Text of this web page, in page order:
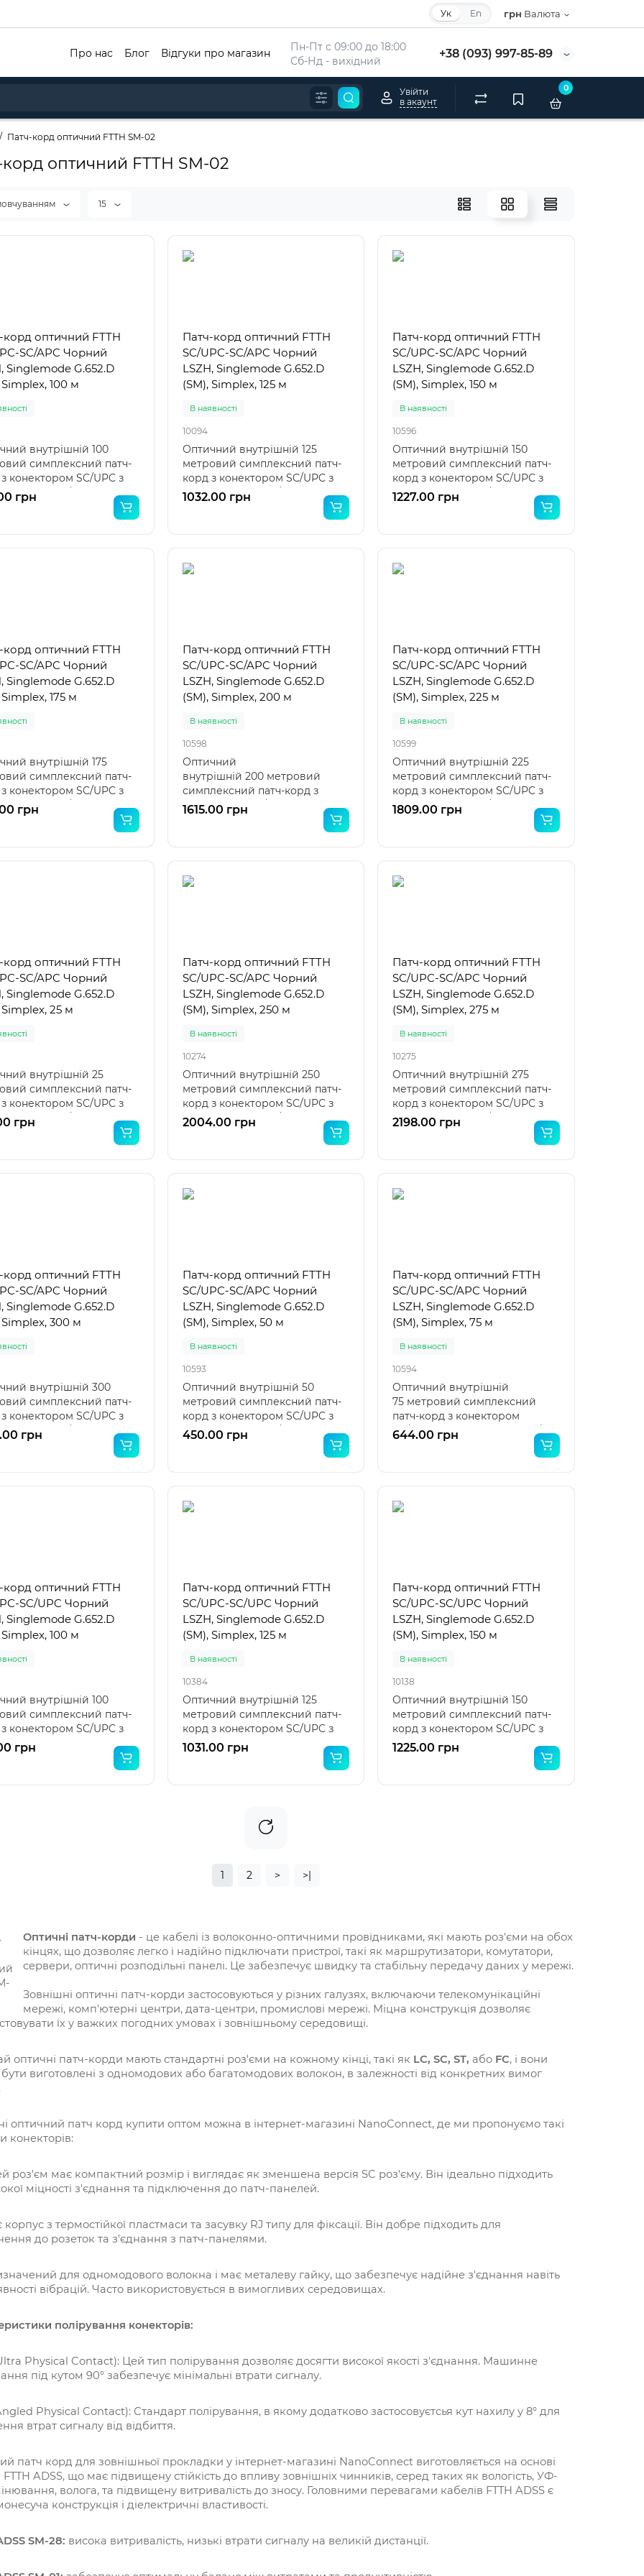
грн Валюта
Ук En
Пн-Пт с 09:00 до 18:00
Сб-Нд - вихідний
+38 (093) 997-85-89
Про нас Блог Відгуки про магазин
Увійти
в акаунт
0
Патч-корд оптичний FTTH SM-02
оптичний FTTH SM-02
15
корд оптичний FTTH
SC/APC Чорний
Singlemode G.652.D
Simplex, 100 м
внутрішній 100
симплексний патч-
конектором SC/UPC з
боку та SC/APC з..
грн
Патч-корд оптичний FTTH
SC/UPC-SC/APC Чорний
LSZH, Singlemode G.652.D
(SM), Simplex, 125 м
В наявності
10094
Оптичний внутрішній 125
метровий симплексний патч-
корд з конектором SC/UPC з
одного боку та SC/APC з..
1032.00 грн
Патч-корд оптичний FTTH
SC/UPC-SC/APC Чорний
LSZH, Singlemode G.652.D
(SM), Simplex, 150 м
В наявності
10596
Оптичний внутрішній 150
метровий симплексний патч-
корд з конектором SC/UPC з
одного боку та SC/APC з..
1227.00 грн
корд оптичний FTTH
SC/APC Чорний
Singlemode G.652.D
Simplex, 175 м
внутрішній 175
симплексний патч-
конектором SC/UPC з
боку та SC/..
грн
Патч-корд оптичний FTTH
SC/UPC-SC/APC Чорний
LSZH, Singlemode G.652.D
(SM), Simplex, 200 м
В наявності
10598
Оптичний
внутрішній 200 метровий
симплексний патч-корд з
конектором SC/UPC з одного
1615.00 грн
Патч-корд оптичний FTTH
SC/UPC-SC/APC Чорний
LSZH, Singlemode G.652.D
(SM), Simplex, 225 м
В наявності
10599
Оптичний внутрішній 225
метровий симплексний патч-
корд з конектором SC/UPC з
одного боку та SC/APC з..
1809.00 грн
корд оптичний FTTH
SC/APC Чорний
Singlemode G.652.D
Simplex, 25 м
внутрішній 25
симплексний патч-
конектором SC/UPC з
боку та SC/A..
грн
Патч-корд оптичний FTTH
SC/UPC-SC/APC Чорний
LSZH, Singlemode G.652.D
(SM), Simplex, 250 м
В наявності
10274
Оптичний внутрішній 250
метровий симплексний патч-
корд з конектором SC/UPC з
одного боку та SC/APC з..
2004.00 грн
Патч-корд оптичний FTTH
SC/UPC-SC/APC Чорний
LSZH, Singlemode G.652.D
(SM), Simplex, 275 м
В наявності
10275
Оптичний внутрішній 275
метровий симплексний патч-
корд з конектором SC/UPC з
одного боку та SC/APC з..
2198.00 грн
корд оптичний FTTH
SC/APC Чорний
Singlemode G.652.D
Simplex, 300 м
внутрішній 300
симплексний патч-
конектором SC/UPC з
боку та SC/APC з..
грн
Патч-корд оптичний FTTH
SC/UPC-SC/APC Чорний
LSZH, Singlemode G.652.D
(SM), Simplex, 50 м
В наявності
10593
Оптичний внутрішній 50
метровий симплексний патч-
корд з конектором SC/UPC з
одного боку та SC/APC з ..
450.00 грн
Патч-корд оптичний FTTH
SC/UPC-SC/APC Чорний
LSZH, Singlemode G.652.D
(SM), Simplex, 75 м
В наявності
10594
Оптичний внутрішній
75 метровий симплексний
патч-корд з конектором
SC/UPC з одного боку та SC/A..
644.00 грн
корд оптичний FTTH
SC/UPC Чорний
Singlemode G.652.D
Simplex, 100 м
внутрішній 100
симплексний патч-
конектором SC/UPC з
на G.652.D в..
грн
Патч-корд оптичний FTTH
SC/UPC-SC/UPC Чорний
LSZH, Singlemode G.652.D
(SM), Simplex, 125 м
В наявності
10384
Оптичний внутрішній 125
метровий симплексний патч-
корд з конектором SC/UPC з
обох боків на G.652.D в..
1031.00 грн
Патч-корд оптичний FTTH
SC/UPC-SC/UPC Чорний
LSZH, Singlemode G.652.D
(SM), Simplex, 150 м
В наявності
10138
Оптичний внутрішній 150
метровий симплексний патч-
корд з конектором SC/UPC з
обох боків на G.652.D в..
1225.00 грн
1 2 > >|
Оптичні патч-корди - це кабелі із волоконно-оптичними провідниками, які мають роз'єми на обох
кінцях, що дозволяє легко і надійно підключати пристрої, такі як маршрутизатори, комутатори,
сервери, оптичні розподільні панелі. Це забезпечує швидку та стабільну передачу даних у мережі.
Зовнішні оптичні патч-корди застосовуються у різних галузях, включаючи телекомунікаційні
мережі, комп'ютерні центри, дата-центри, промислові мережі. Міцна конструкція дозволяє
їх у важких погодних умовах і зовнішньому середовищі.
оптичні патч-корди мають стандартні роз'єми на кожному кінці, такі як LC, SC, ST, або FC, і вони
виготовлені з одномодових або багатомодових волокон, в залежності від конкретних вимог
оптичний патч корд купити оптом можна в інтернет-магазині NanoConnect, де ми пропонуємо такі
конекторів:
роз'єм має компактний розмір і виглядає як зменшена версія SC роз'єму. Він ідеально підходить
міцності з'єднання та підключення до патч-панелей.
корпус з термостійкої пластмаси та засувку RJ типу для фіксації. Він добре підходить для
до розеток та з'єднання з патч-панелями.
для одномодового волокна і має металеву гайку, що забезпечує надійне з'єднання навіть
вібрацій. Часто використовується в вимогливих середовищах.
полірування конекторів:
Physical Contact): Цей тип полірування дозволяє досягти високої якості з'єднання. Машинне
під кутом 90° забезпечує мінімальні втрати сигналу.
Physical Contact): Стандарт полірування, в якому додатково застосовуєтсья кут нахилу у 8° для
втрат сигналу від відбиття.
патч корд для зовнішньої прокладки у інтернет-магазині NanoConnect виготовляється на основі
ADSS, що має підвищену стійкість до впливу зовнішніх чинників, серед таких як вологість, УФ-
волога, та підвищену витривалість до зносу. Головними перевагами кабелів FTTH ADSS є
конструкція і діелектричні властивості.
SM-28: висока витривалість, низькі втрати сигналу на великій дистанції.